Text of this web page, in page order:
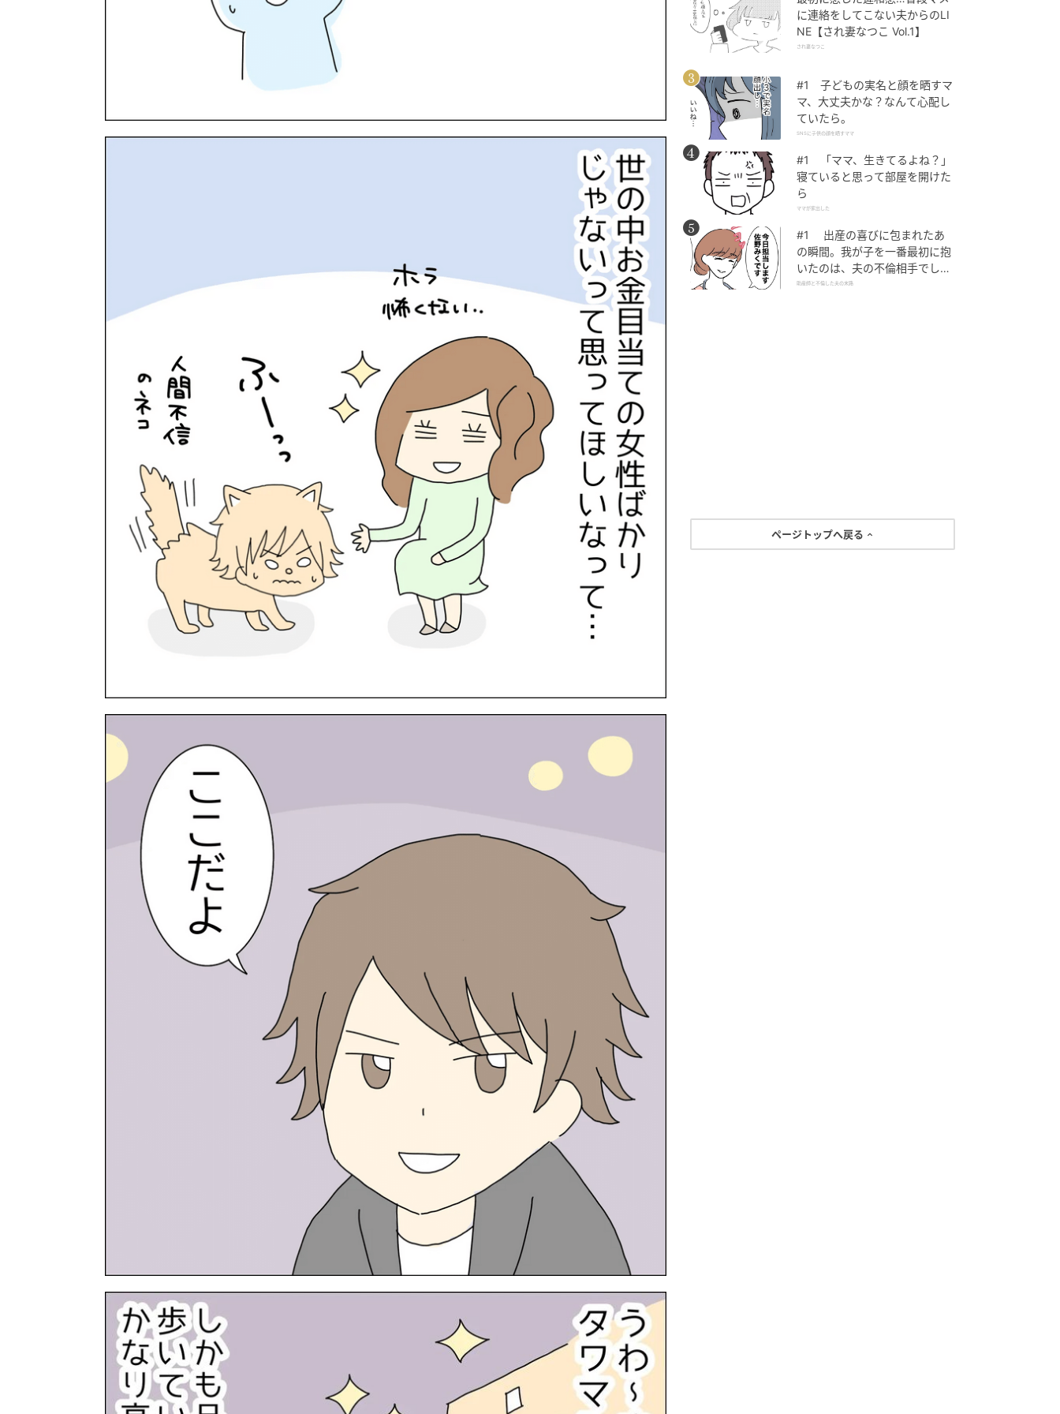
に連絡をしてこない夫からのLI
NE【され妻なつこ Vol.1】
され妻なつこ
#1 子どもの実名と顔を晒すマ
マ、大丈夫かな？なんて心配し
ていたら。
SNSに子供の顔を晒すママ
#1 「ママ、生きてるよね？」
寝ていると思って部屋を開けた
ら
ママが家出した
#1 出産の喜びに包まれたあ
の瞬間。我が子を一番最初に抱
いたのは、夫の不倫相手でし
た。
助産師と不倫した夫の末路
ページトップへ戻る